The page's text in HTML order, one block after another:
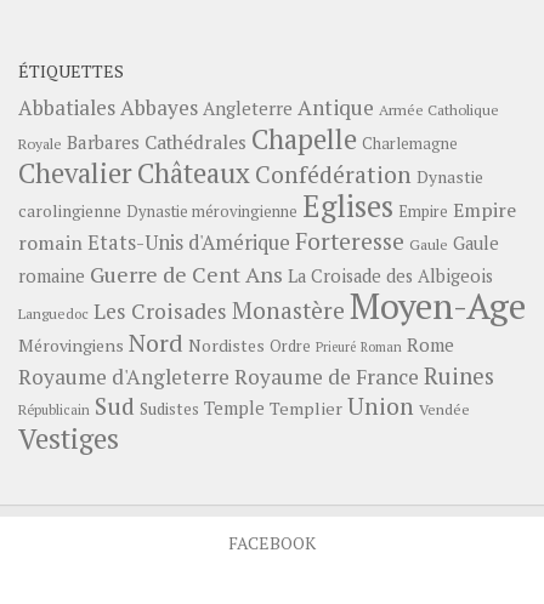
ÉTIQUETTES
Abbatiales Abbayes Angleterre Antique Armée Catholique
Royale Barbares Cathédrales Chapelle Charlemagne
ChevalierChâteauxConfédération Dynastie
carolingienne Dynastie mérovingienne Eglises Empire Empire
romainEtats-Unis d'Amérique Forteresse Gaule Gaule
romaine Guerre de Cent Ans La Croisade des Albigeois
Languedoc Les Croisades Monastère Moyen-Age
Mérovingiens Nord Nordistes Ordre Prieuré Roman Rome
Royaume d'Angleterre Royaume de France Ruines
Républicain Sud Sudistes Temple Templier Union Vendée
Vestiges
FACEBOOK